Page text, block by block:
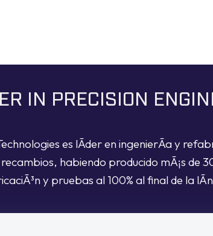
IN PRECISION
es lÃ­der en ingenierÃ­a y
habiendo producido mÃ¡s de
y pruebas al 100% al final de la